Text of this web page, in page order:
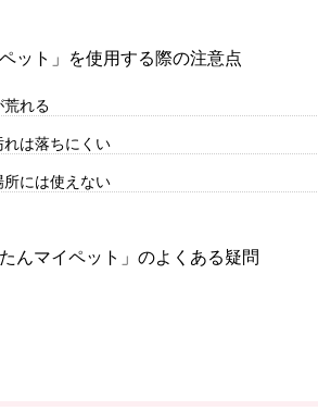
ット」を使用する際の注意点
れる
は落ちにくい
には使えない
んマイペット」のよくある疑問